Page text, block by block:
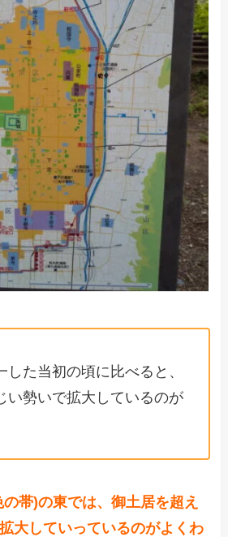
した当初の頃に比べると、
い勢いで拡大しているのが
帯)の東では、御土居を超え
大していっているのがよくわ